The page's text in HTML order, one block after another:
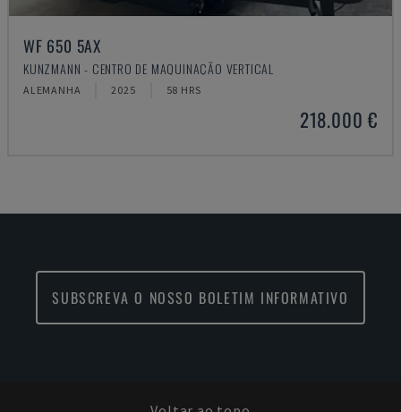
WF 650 5AX
KUNZMANN - CENTRO DE MAQUINAÇÃO VERTICAL
ALEMANHA 2025 58 HRS
218.000 €
SUBSCREVA O NOSSO BOLETIM INFORMATIVO